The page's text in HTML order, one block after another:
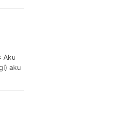
aku